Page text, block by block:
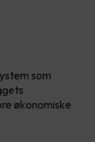
som
økonomiske